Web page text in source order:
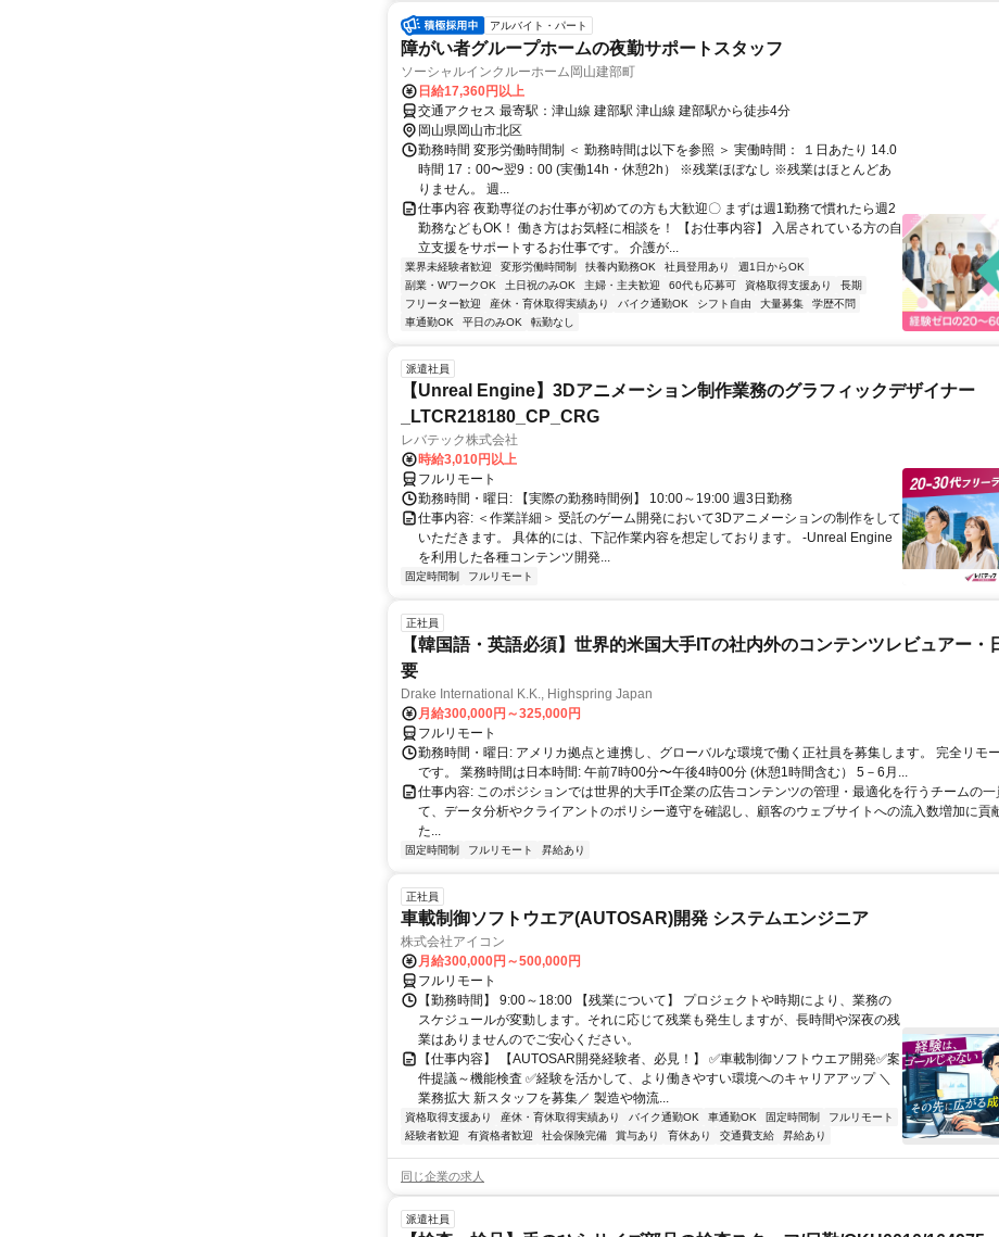
アルバイト・パート
障がい者グループホームの夜勤サポートスタッフ
ソーシャルインクルーホーム岡山建部町
日給17,360円以上
交通アクセス 最寄駅：津山線 建部駅 津山線 建部駅から徒歩4分
岡山県岡山市北区
勤務時間 変形労働時間制 ＜ 勤務時間は以下を参照 ＞ 実働時間： １日あたり 14.0
時間 17：00〜翌9：00 (実働14h・休憩2h） ※残業ほぼなし ※残業はほとんどあ
りません。 週...
仕事内容 夜勤専従のお仕事が初めての方も大歓迎〇 まずは週1勤務で慣れたら週2
勤務などもOK！ 働き方はお気軽に相談を！ 【お仕事内容】 入居されている方の自
立支援をサポートするお仕事です。 介護が...
業界未経験者歓迎 変形労働時間制 扶養内勤務OK 社員登用あり
週1日からOK
副業・WワークOK
土日祝のみOK 主婦・主夫歓迎 60代も応募可 資格取得支援あり
長期
フリーター歓迎
産休・育休取得実績あり バイク通勤OK シフト自由 大量募集
学歴不問
車通勤OK
平日のみOK 転勤なし
派遣社員
【Unreal Engine】3Dアニメーション制作業務のグラフィックデザイナー
_LTCR218180_CP_CRG
レバテック株式会社
時給3,010円以上
フルリモート
勤務時間・曜日: 【実際の勤務時間例】 10:00～19:00 週3日勤務
仕事内容: ＜作業詳細＞ 受託のゲーム開発において3Dアニメーションの制作をして
いただきます。 具体的には、下記作業内容を想定しております。 -Unreal Engine
を利用した各種コンテンツ開発...
固定時間制 フルリモート
正社員
【韓国語・英語必須】世界的米国大手ITの社内外のコンテンツレビュアー・
要
Drake International K.K., Highspring Japan
月給300,000円～325,000円
フルリモート
勤務時間・曜日: アメリカ拠点と連携し、グローバルな環境で働く正社員を募集します。 完全リモ
です。 業務時間は日本時間: 午前7時00分〜午後4時00分 (休憩1時間含む） 5－6月...
仕事内容: このポジションでは世界的大手IT企業の広告コンテンツの管理・最適化を行うチームの一
て、データ分析やクライアントのポリシー遵守を確認し、顧客のウェブサイトへの流入数増加に貢
た...
固定時間制 フルリモート 昇給あり
正社員
車載制御ソフトウエア(AUTOSAR)開発 システムエンジニア
株式会社アイコン
月給300,000円～500,000円
フルリモート
【勤務時間】 9:00～18:00 【残業について】 プロジェクトや時期により、業務の
スケジュールが変動します。それに応じて残業も発生しますが、長時間や深夜の残
業はありませんのでご安心ください。
【仕事内容】 【AUTOSAR開発経験者、必見！】 ✅車載制御ソフトウエア開発✅案
件提議～機能検査 ✅経験を活かして、より働きやすい環境へのキャリアアップ ＼
業務拡大 新スタッフを募集／ 製造や物流...
資格取得支援あり 産休・育休取得実績あり バイク通勤OK 車通勤OK 固定時間制
フルリモート
経験者歓迎
有資格者歓迎 社会保険完備 賞与あり 育休あり 交通費支給 昇給あり
同じ企業の求人
派遣社員